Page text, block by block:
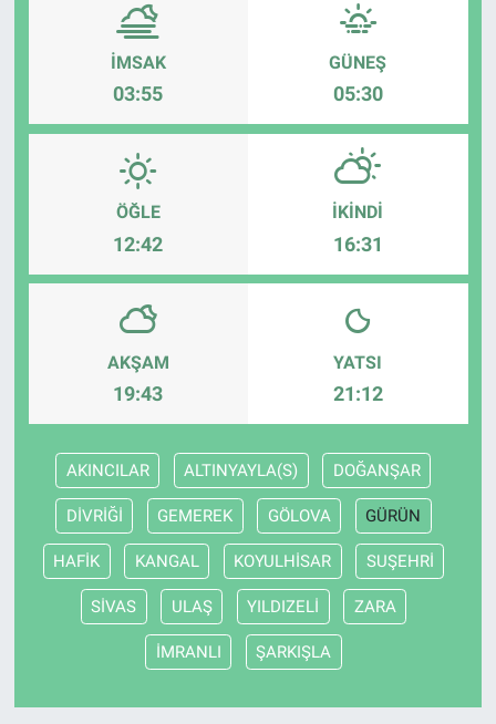
İMSAK
03:55
GÜNEŞ
05:30
ÖĞLE
12:42
İKINDI
16:31
AKŞAM
19:43
YATSI
21:12
AKINCILAR ALTINYAYLA(S) DOĞANŞAR
DİVRİĞİ GEMEREK GÖLOVA GÜRÜN
HAFİK KANGAL KOYULHİSAR SUŞEHRİ
SİVAS ULAŞ YILDIZELİ ZARA
İMRANLI ŞARKIŞLA
Yaşam